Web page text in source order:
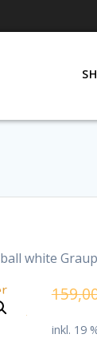
white
inkl. 19